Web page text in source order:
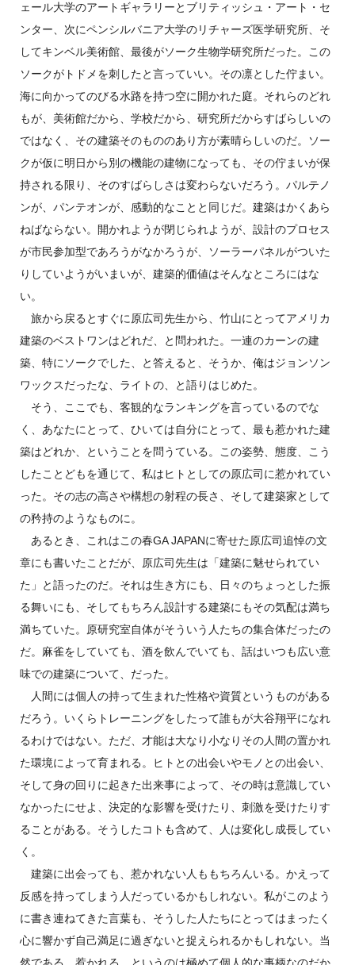
ェール大学のアートギャラリーとブリティッシュ・アート・セ
ンター、次にペンシルバニア大学のリチャーズ医学研究所、そ
してキンベル美術館、最後がソーク生物学研究所だった。この
ソークがトドメを刺したと言っていい。その凛とした佇まい。
海に向かってのびる水路を持つ空に開かれた庭。それらのどれ
もが、美術館だから、学校だから、研究所だからすばらしいの
ではなく、その建築そのもののあり方が素晴らしいのだ。ソー
クが仮に明日から別の機能の建物になっても、その佇まいが保
持される限り、そのすばらしさは変わらないだろう。パルテノ
ンが、パンテオンが、感動的なことと同じだ。建築はかくあら
ねばならない。開かれようが閉じられようが、設計のプロセス
が市民参加型であろうがなかろうが、ソーラーパネルがついた
りしていようがいまいが、建築的価値はそんなところにはな
い。
旅から戻るとすぐに原広司先生から、竹山にとってアメリカ
建築のベストワンはどれだ、と問われた。一連のカーンの建
築、特にソークでした、と答えると、そうか、俺はジョンソン
ワックスだったな、ライトの、と語りはじめた。
そう、ここでも、客観的なランキングを言っているのでな
く、あなたにとって、ひいては自分にとって、最も惹かれた建
築はどれか、ということを問うている。この姿勢、態度、こう
したことどもを通じて、私はヒトとしての原広司に惹かれてい
った。その志の高さや構想の射程の長さ、そして建築家として
の矜持のようなものに。
あるとき、これはこの春GA JAPANに寄せた原広司追悼の文
章にも書いたことだが、原広司先生は「建築に魅せられてい
た」と語ったのだ。それは生き方にも、日々のちょっとした振
る舞いにも、そしてもちろん設計する建築にもその気配は満ち
満ちていた。原研究室自体がそういう人たちの集合体だったの
だ。麻雀をしていても、酒を飲んでいても、話はいつも広い意
味での建築について、だった。
人間には個人の持って生まれた性格や資質というものがある
だろう。いくらトレーニングをしたって誰もが大谷翔平になれ
るわけではない。ただ、才能は大なり小なりその人間の置かれ
た環境によって育まれる。ヒトとの出会いやモノとの出会い、
そして身の回りに起きた出来事によって、その時は意識してい
なかったにせよ、決定的な影響を受けたり、刺激を受けたりす
ることがある。そうしたコトも含めて、人は変化し成長してい
く。
建築に出会っても、惹かれない人ももちろんいる。かえって
反感を持ってしまう人だっているかもしれない。私がこのよう
に書き連ねてきた言葉も、そうした人たちにとってはまったく
心に響かず自己満足に過ぎないと捉えられるかもしれない。当